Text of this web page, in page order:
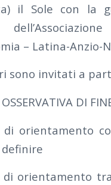
il Sole con la
– Latina-Anzio-
sono invitati a
DI
di orientamento
di orientamento